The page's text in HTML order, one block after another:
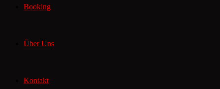
Booking
Über Uns
Kontakt